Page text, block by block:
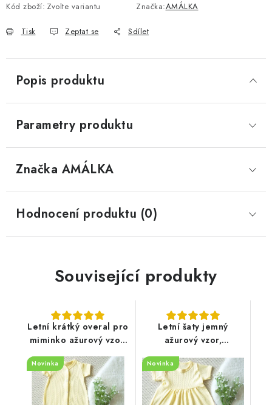
Kód zboží: Zvolte variantu Značka:AMÁLKA
Tisk Zeptat se Sdílet
Popis produktu
Parametry produktu
Značka AMÁLKA
Hodnocení produktu (0)
Související produkty
Letní krátký overal pro
miminko ažurový vzor,
sluníčkově žlutý
Novinka
Letní šaty jemný
ažurový vzor,
sluníčkově žluté
Novinka